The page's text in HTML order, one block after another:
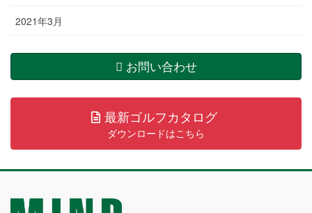
2021年3月
お問い合わせ
最新ゴルフカタログ
ダウンロードはこちら